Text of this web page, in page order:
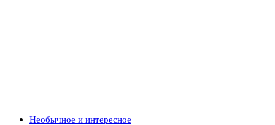
Необычное и интересное